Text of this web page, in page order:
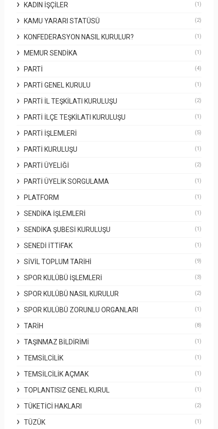
KADIN İŞÇILER (1)
KAMU YARARI STATÜSÜ (2)
KONFEDERASYON NASIL KURULUR? (1)
MEMUR SENDIKA (1)
PARTI (4)
PARTI GENEL KURULU (1)
PARTI İL TEŞKILATI KURULUŞU (2)
PARTI İLÇE TEŞKILATI KURULUŞU (1)
PARTI İŞLEMLERI (5)
PARTI KURULUŞU (1)
PARTI ÜYELIĞI (2)
PARTI ÜYELIK SORGULAMA (1)
PLATFORM (1)
SENDIKA İŞLEMLERI (1)
SENDIKA ŞUBESI KURULUŞU (1)
SENEDI İTTIFAK (1)
SIVIL TOPLUM TARIHI (9)
SPOR KULÜBÜ İŞLEMLERI (3)
SPOR KULÜBÜ NASIL KURULUR (2)
SPOR KULÜBÜ ZORUNLU ORGANLARI (1)
TARIH (8)
TAŞINMAZ BILDIRIMI (1)
TEMSILCILIK (1)
TEMSILCILIK AÇMAK (1)
TOPLANTISIZ GENEL KURUL (1)
TÜKETICI HAKLARI (2)
TÜZÜK (1)